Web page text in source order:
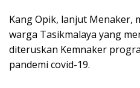
Kang Opik, lanjut Menaker,
warga Tasikmalaya yang
diteruskan Kemnaker
pandemi covid-19.